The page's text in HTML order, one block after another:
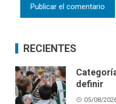
RECIENTES
definir
05/08/